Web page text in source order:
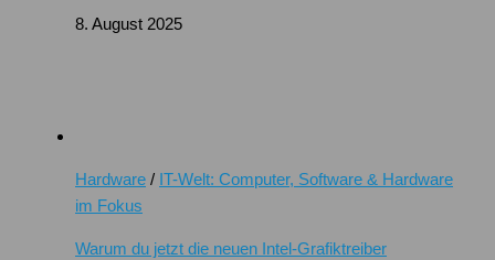
8. August 2025
Hardware / IT-Welt: Computer, Software & Hardware
im Fokus
Warum du jetzt die neuen Intel-Grafiktreiber